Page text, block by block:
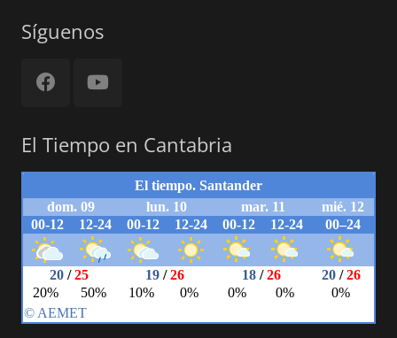
Síguenos
El Tiempo en Cantabria